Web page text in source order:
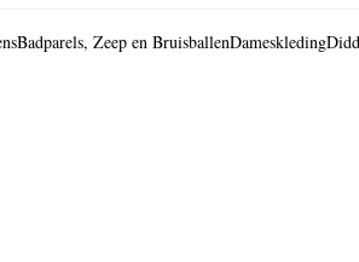
Badparels, Zeep en BruisballenDameskleding